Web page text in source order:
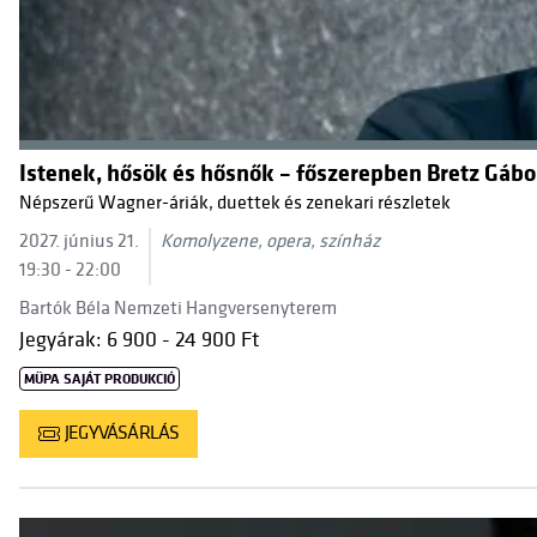
Istenek, hősök és hősnők – főszerepben Bretz
Népszerű Wagner-áriák, duettek és zenekari részletek
2027. június 21.
19:30 - 22:00
Komolyzene, opera, színház
Bartók Béla Nemzeti Hangversenyterem
Jegyárak: 6 900 - 24 900 Ft
MÜPA SAJÁT PRODUKCIÓ
JEGYVÁSÁRLÁS